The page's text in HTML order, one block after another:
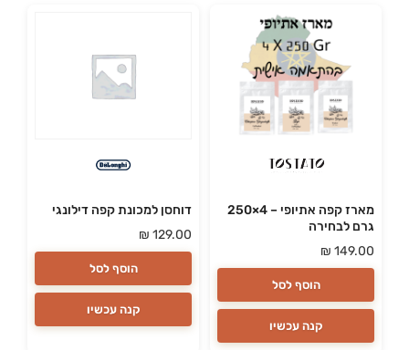
מארז קפה אתיופי – 4×250
גרם לבחירה
₪ 149.00
הוסף לסל
קנה עכשיו
דוחסן למכונת קפה דילונגי
₪ 129.00
הוסף לסל
קנה עכשיו